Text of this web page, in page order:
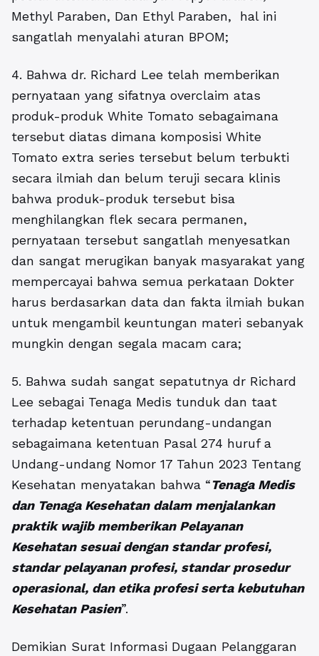
Methyl Paraben, Dan Ethyl Paraben, hal ini
sangatlah menyalahi aturan BPOM;
4. Bahwa dr. Richard Lee telah memberikan
pernyataan yang sifatnya overclaim atas
produk-produk White Tomato sebagaimana
tersebut diatas dimana komposisi White
Tomato extra series tersebut belum terbukti
secara ilmiah dan belum teruji secara klinis
bahwa produk-produk tersebut bisa
menghilangkan flek secara permanen,
pernyataan tersebut sangatlah menyesatkan
dan sangat merugikan banyak masyarakat yang
mempercayai bahwa semua perkataan Dokter
harus berdasarkan data dan fakta ilmiah bukan
untuk mengambil keuntungan materi sebanyak
mungkin dengan segala macam cara;
5. Bahwa sudah sangat sepatutnya dr Richard
Lee sebagai Tenaga Medis tunduk dan taat
terhadap ketentuan perundang-undangan
sebagaimana ketentuan Pasal 274 huruf a
Undang-undang Nomor 17 Tahun 2023 Tentang
Kesehatan menyatakan bahwa “Tenaga Medis
dan Tenaga Kesehatan dalam menjalankan
praktik wajib memberikan Pelayanan
Kesehatan sesuai dengan standar profesi,
standar pelayanan profesi, standar prosedur
operasional, dan etika profesi serta kebutuhan
Kesehatan Pasien”.
Demikian Surat Informasi Dugaan Pelanggaran